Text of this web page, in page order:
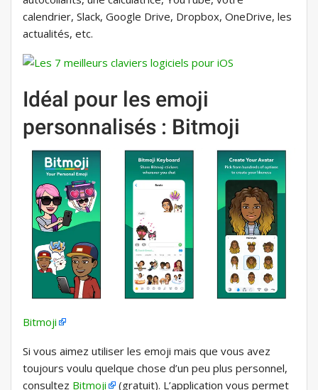
calendrier, Slack, Google Drive, Dropbox, OneDrive, les
actualités, etc.
Idéal pour les emoji
personnalisés : Bitmoji
Bitmoji
Si vous aimez utiliser les emoji mais que vous avez
toujours voulu quelque chose d’un peu plus personnel,
consultez Bitmoji (gratuit). L’application vous permet